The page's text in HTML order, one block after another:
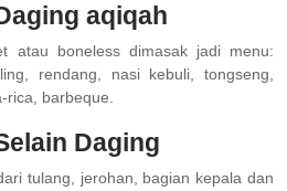
aqiqah
atau boneless dimasak jadi menu:
rendang, nasi kebuli, tongseng,
rica, barbeque.
Daging
tulang, jerohan, bagian kepala dan